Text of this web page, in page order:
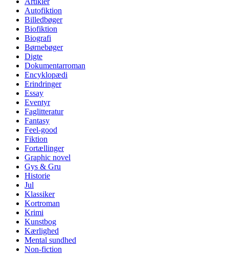
Autofiktion
Billedbøger
Biofiktion
Biografi
Børnebøger
Digte
Dokumentarroman
Encyklopædi
Erindringer
Essay
Eventyr
Faglitteratur
Fantasy
Feel-good
Fiktion
Fortællinger
Graphic novel
Gys & Gru
Historie
Jul
Klassiker
Kortroman
Krimi
Kunstbog
Kærlighed
Mental sundhed
Non-fiction